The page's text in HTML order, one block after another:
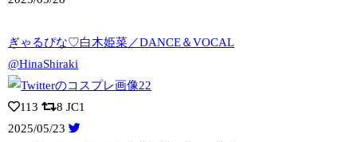
ぎゃるぴな♡白木姫菜／DANCE＆VOCAL
@HinaShiraki
113 8 JC1
2025/05/23